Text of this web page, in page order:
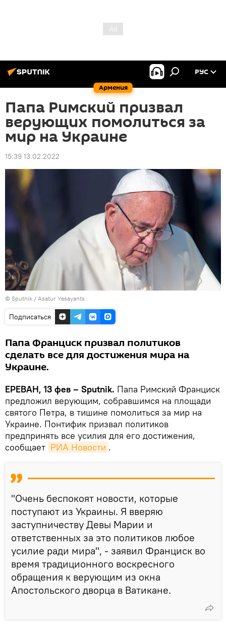
Армения
РУС
Папа Римский призвал
верующих помолиться за
мир на Украине
15:39 13.02.2022
© Sputnik / Asatur Yesayants
Подписаться
Папа Франциск призвал политиков
сделать все для достижения мира на
Украине.
ЕРЕВАН, 13 фев – Sputnik. Папа Римский Франциск
предложил верующим, собравшимся на площади
святого Петра, в тишине помолиться за мир на
Украине. Понтифик призвал политиков
предпринять все усилия для его достижения,
сообщает РИА Новости .
"Очень беспокоят новости, которые
поступают из Украины. Я вверяю
заступничеству Девы Марии и
ответственных за это политиков любое
усилие ради мира", - заявил Франциск во
время традиционного воскресного
обращения к верующим из окна
Апостольского дворца в Ватикане.